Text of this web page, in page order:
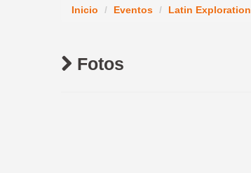
Inicio / Eventos / Latin Exploration
Fotos